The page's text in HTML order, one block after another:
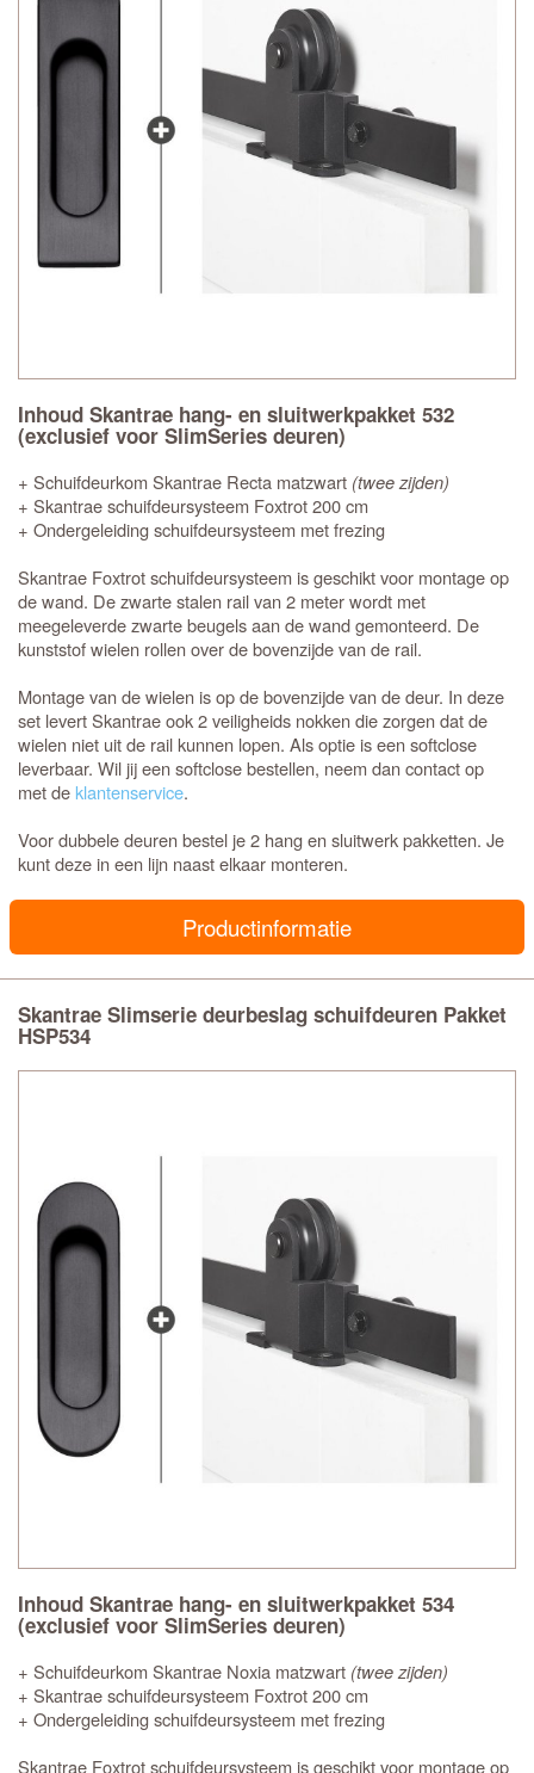
Inhoud Skantrae hang- en sluitwerkpakket 532
(exclusief voor SlimSeries deuren)
+ Schuifdeurkom Skantrae Recta matzwart (twee zijden)
+ Skantrae schuifdeursysteem Foxtrot 200 cm
+ Ondergeleiding schuifdeursysteem met frezing
Skantrae Foxtrot schuifdeursysteem is geschikt voor montage op
de wand. De zwarte stalen rail van 2 meter wordt met
meegeleverde zwarte beugels aan de wand gemonteerd. De
kunststof wielen rollen over de bovenzijde van de rail.
Montage van de wielen is op de bovenzijde van de deur. In deze
set levert Skantrae ook 2 veiligheids nokken die zorgen dat de
wielen niet uit de rail kunnen lopen. Als optie is een softclose
leverbaar. Wil jij een softclose bestellen, neem dan contact op
met deklantenservice.
Voor dubbele deuren bestel je 2 hang en sluitwerk pakketten. Je
kunt deze in een lijn naast elkaar monteren.
Productinformatie
Skantrae Slimserie deurbeslag schuifdeuren Pakket
HSP534
Inhoud Skantrae hang- en sluitwerkpakket 534
(exclusief voor SlimSeries deuren)
+ Schuifdeurkom Skantrae Noxia matzwart (twee zijden)
+ Skantrae schuifdeursysteem Foxtrot 200 cm
+ Ondergeleiding schuifdeursysteem met frezing
Skantrae Foxtrot schuifdeursysteem is geschikt voor montage op